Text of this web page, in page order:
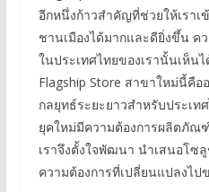
อีกหนึ่งก้าวสำคัญที่ช่วยให้เราเ
ชานเมืองได้มากและดียิ่งขึ้น ค
ในประเทศไทยของเรานั้นเห็น
Flagship Store สาขาใหม่นี้คื
กลยุทธ์ระยะยาวสำหรับประเท
ยุคใหม่มีความต้องการผลิตภัณ
เราจึงตั้งใจพัฒนา นำเสนอโซ
ความต้องการที่เปลี่ยนแปลงไป